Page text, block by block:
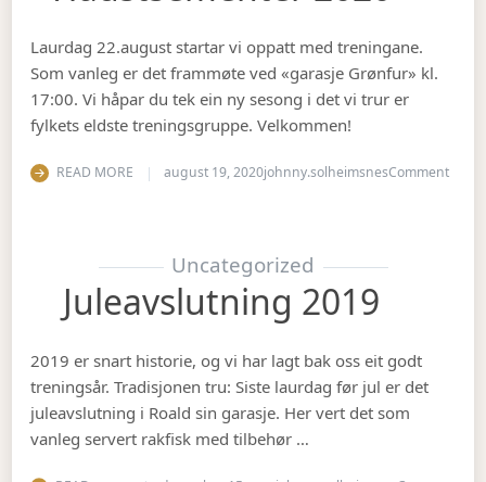
Laurdag 22.august startar vi oppatt med treningane.
Som vanleg er det frammøte ved «garasje Grønfur» kl.
17:00. Vi håpar du tek ein ny sesong i det vi trur er
fylkets eldste treningsgruppe. Velkommen!
READ MORE august 19, 2020johnny.solheimsnesCommenton
Uncategorized
Juleavslutning 2019
2019 er snart historie, og vi har lagt bak oss eit godt
treningsår. Tradisjonen tru: Siste laurdag før jul er det
juleavslutning i Roald sin garasje. Her vert det som
vanleg servert rakfisk med tilbehør …